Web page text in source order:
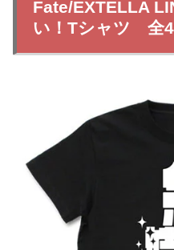
Fate/EXTELLA
い！Tシャツ 全